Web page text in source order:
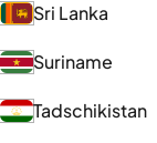
Sri Lanka
Suriname
Tadschikistan